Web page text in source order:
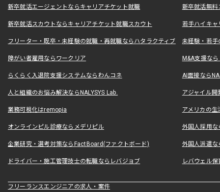
新卒就活エージェントならキャリアチケット就職 新卒就活無料
新卒就活スカウトならキャリアチケット就職スカウト 若手ハイキ
フリーター・既卒・未経験の就職・再就職ならハタラクティブ 未経験・若手
障がい者雇用ならワークリア M&A支援な
らくらく入退院支援システムならわんコネ AI面接なら
人と組織のお悩み解決ならNALYSYS Lab. アジャイル
業務可視化はremopia アメリカの
オンラインピル診療ならメデリピル 外国人採用
企業研究・選考対策ならFactBoard(ファクトボード) 外国人派遣な
ドライバー・施工管理技士の転職ならレバジョブ レバウェル
フリーランスエンジニアの求人・案件